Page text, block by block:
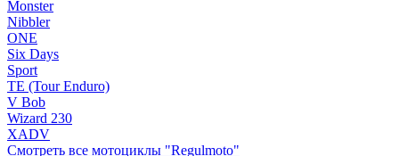
Monster
Nibbler
ONE
Six Days
Sport
TE (Tour Enduro)
V Bob
Wizard 230
XADV
Смотреть все мотоциклы "Regulmoto"